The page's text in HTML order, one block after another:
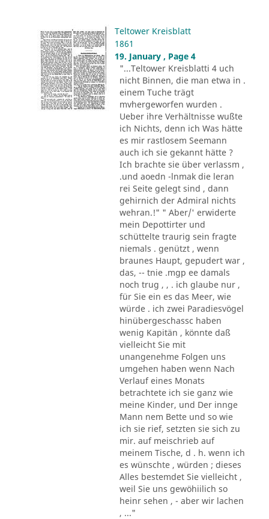
Teltower Kreisblatt
1861
19. January , Page 4
"...Teltower Kreisblatti 4 uch
nicht Binnen, die man etwa in .
einem Tuche trägt
mvhergeworfen wurden .
Ueber ihre Verhältnisse wußte
ich Nichts, denn ich Was hätte
es mir rastlosem Seemann
auch ich sie gekannt hätte ?
Ich brachte sie über verlassm ,
.und aoedn -lnmak die leran
rei Seite gelegt sind , dann
gehirnich der Admiral nichts
wehran.!" " Aber/' erwiderte
mein Depottirter und
schüttelte traurig sein fragte
niemals . genützt , wenn
braunes Haupt, gepudert war ,
das, -- tnie .mgp ee damals
noch trug , , . ich glaube nur ,
für Sie ein es das Meer, wie
würde . ich zwei Paradiesvögel
hinübergeschassc haben
wenig Kapitän , könnte daß
vielleicht Sie mit
unangenehme Folgen uns
umgehen haben wenn Nach
Verlauf eines Monats
betrachtete ich sie ganz wie
meine Kinder, und Der innge
Mann nem Bette und so wie
ich sie rief, setzten sie sich zu
mir. auf meischrieb auf
meinem Tische, d . h. wenn ich
es wünschte , würden ; dieses
Alles bestemdet Sie vielleicht ,
weil Sie uns gewöhiilich so
heinr sehen , - aber wir lachen
, ..."